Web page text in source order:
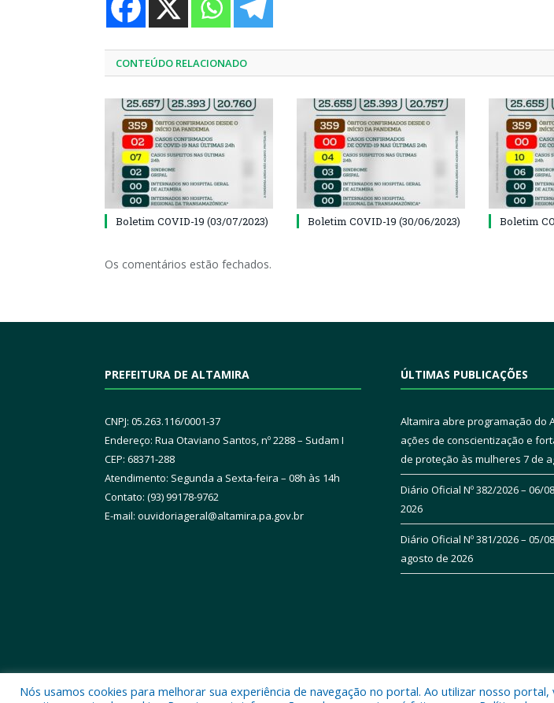
CONTEÚDO RELACIONADO
Boletim COVID-19 (03/07/2023) Boletim COVID-19 (30/06/2023) Boletim
Os comentários estão fechados.
PREFEITURA DE ALTAMIRA
CNPJ: 05.263.116/0001-37
Endereço: Rua Otaviano Santos, nº 2288 – Sudam I
CEP: 68371-288
Atendimento: Segunda a Sexta-feira – 08h às 14h
Contato: (93) 99178-9762
E-mail: ouvidoriageral@altamira.pa.gov.br
ÚLTIMAS PUBLICAÇÕES
Altamira abre programação do
ações de conscientização e
de proteção às mulheres 7 de
Diário Oficial Nº 382/2026 – 06/
2026
Diário Oficial Nº 381/2026 – 05/
agosto de 2026
Nós usamos cookies para melhorar sua experiência de navegação no portal. Ao utilizar nosso